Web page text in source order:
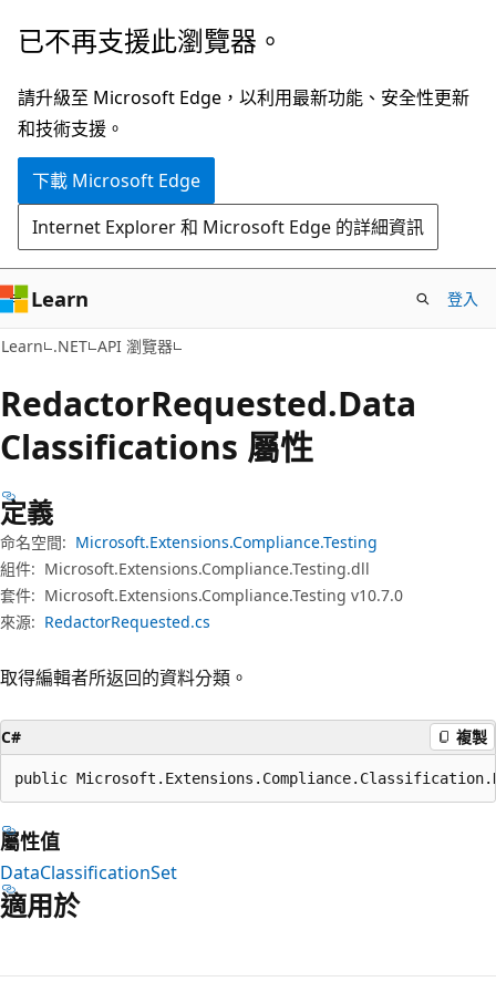
跳
主
要
內
跳
頁
面
內
覽
已不再支援此瀏覽器。
請升級至 Microsoft Edge，以利用最新功能、安全性更新
和技術支援。
下載 Microsoft Edge
Internet Explorer 和 Microsoft Edge 的詳細資訊
Learn 登入
Learn .NET API 瀏覽器
RedactorRequested.Data
Classifications 屬性
定義
命名空間: Microsoft.Extensions.Compliance.Testing
組件: Microsoft.Extensions.Compliance.Testing.dll
套件: Microsoft.Extensions.Compliance.Testing v10.7.0
來源: RedactorRequested.cs
取得編輯者所返回的資料分類。
C# 複製
public
屬性值
DataClassificationSet
適用於
讀